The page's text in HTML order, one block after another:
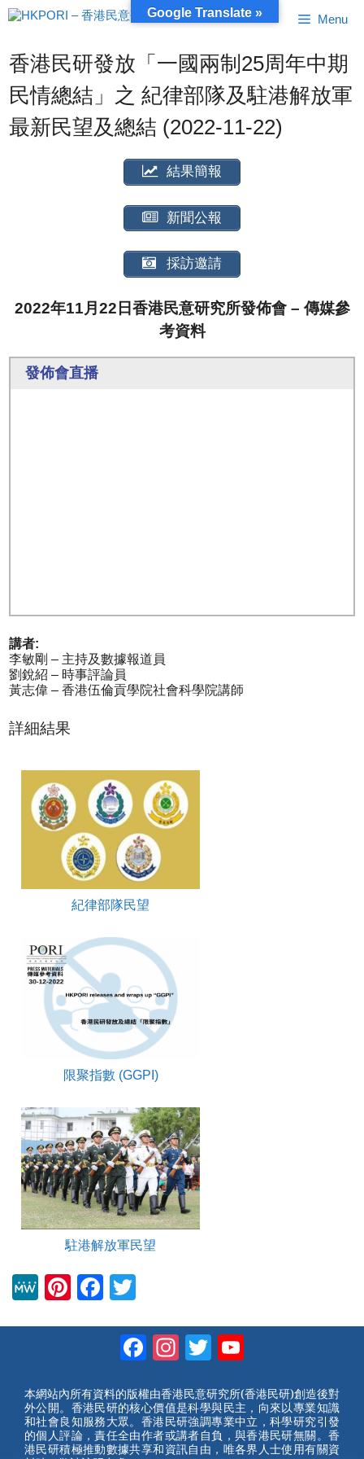
跳
至
容
Menu
香港民研發放「一國兩制25周年中期
民情總結」之 紀律部隊及駐港解放軍
最新民望及總結 (2022-11-22)
結果簡報
新聞公報
採訪邀請
2022年11月22日香港民意研究所發佈會 – 傳媒參
考資料
發佈會直播
講者:
李敏剛 – 主持及數據報道員
劉銳紹 – 時事評論員
黃志偉 – 香港伍倫貢學院社會科學院講師
詳細結果
紀律部隊民望
限聚指數 (GGPI)
駐港解放軍民望
M
Pi
st
F
b
o
o
tt
er
Facebook
Instagram
Twitter
本網站內所有資料的版權由香港民意研究所(香港民研)創造後對
外公開。香港民研的核心價值是科學與民主，向來以專業知識
和社會良知服務大眾。香港民研強調專業中立，科學研究引發
的個人評論，責任全由作者或講者自負，與香港民研無關。香
港民研積極推動數據共享和資訊自由，唯各界人士使用有關資
Google Translate »